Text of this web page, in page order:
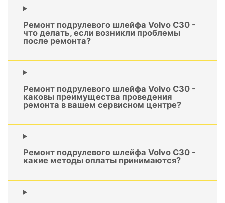
Ремонт подрулевого шлейфа Volvo C30 -
что делать, если возникли проблемы
после ремонта?
Ремонт подрулевого шлейфа Volvo C30 -
каковы преимущества проведения
ремонта в вашем сервисном центре?
Ремонт подрулевого шлейфа Volvo C30 -
какие методы оплаты принимаются?